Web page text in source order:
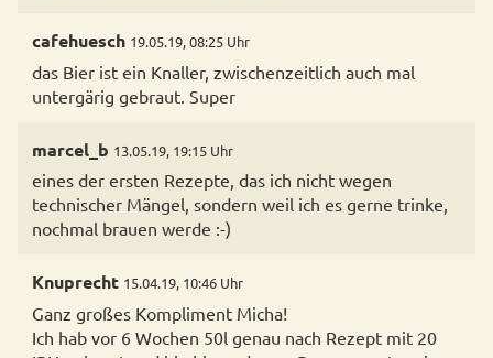
cafehuesch 19.05.19, 08:25 Uhr
das Bier ist ein Knaller, zwischenzeitlich auch mal
untergärig gebraut. Super
marcel_b 13.05.19, 19:15 Uhr
eines der ersten Rezepte, das ich nicht wegen
technischer Mängel, sondern weil ich es gerne trinke,
nochmal brauen werde :-)
Knuprecht 15.04.19, 10:46 Uhr
Ganz großes Kompliment Micha!
Ich hab vor 6 Wochen 50l genau nach Rezept mit 20